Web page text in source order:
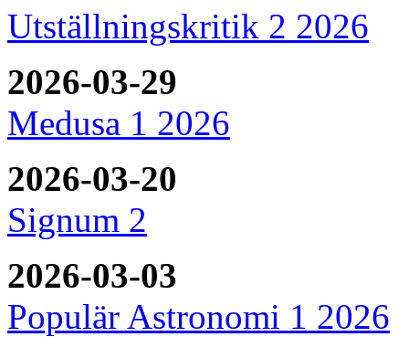
Utställningskritik 2 2026
2026-03-29
Medusa 1 2026
2026-03-20
Signum 2
2026-03-03
Populär Astronomi 1 2026